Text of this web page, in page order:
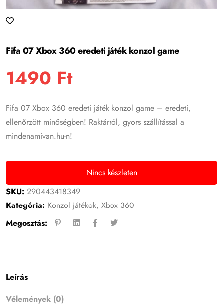
Fifa 07 Xbox 360 eredeti játék konzol game
1490 Ft
Fifa 07 Xbox 360 eredeti játék konzol game – eredeti,
ellenőrzött minőségben! Raktárról, gyors szállítással a
mindenamivan.hu-n!
Nincs készleten
SKU:290443418349
Kategória: Konzol játékok,Xbox 360
Megosztás:
Leírás
Vélemények (0)